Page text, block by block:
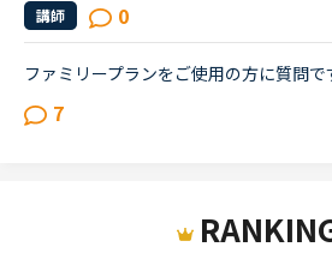
講師 0
ファミリープランをご使用の方に質問
7